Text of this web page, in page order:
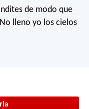
de modo que
lleno yo los cielos